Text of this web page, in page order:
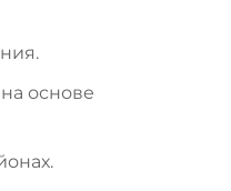
основе